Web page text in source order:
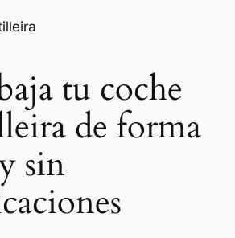
tu coche
de forma
sin